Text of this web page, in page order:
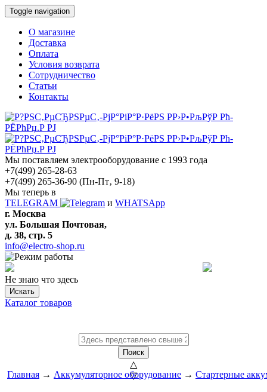
Toggle navigation
О магазине
Доставка
Оплата
Условия возврата
Сотрудничество
Статьи
Контакты
Мы поставляем электрооборудование с 1993 года
+7(499) 265-28-63
+7(499) 265-36-90 (Пн-Пт‚ 9-18)
Мы теперь в
TELEGRAM
и WHATSApp
г. Москва
ул. Большая Почтовая,
д. 38, стр. 5
info@electro-shop.ru
Не знаю что здесь
Искать
Каталог товаров
Поиск
△
▽
Главная → Аккумуляторное оборудование → Стартерные